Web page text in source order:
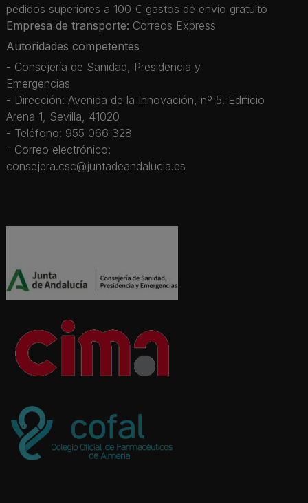
pedidos superiores a 100 € gastos de envío gratuito
Empresa de transporte: Correos Express
Autoridades competentes
- Consejería de Sanidad, Presidencia y
Emergencias
- Dirección: Avenida de la Innovación, nº 5. Edificio
Arena 1, Sevilla, 41020
- Teléfono: 955 066 328
- Correo electrónico:
consejera.csc@juntadeandalucia.es